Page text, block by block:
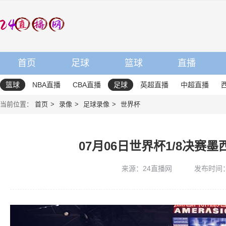
首页 足球 篮球 直播
篮球 NBA直播 CBA直播 足球 英超直播 中超直播
当前位置： 首页 录像 足球录像 世界杯
07月06日世界杯1/8决赛墨
来源：24直播网 发布时间